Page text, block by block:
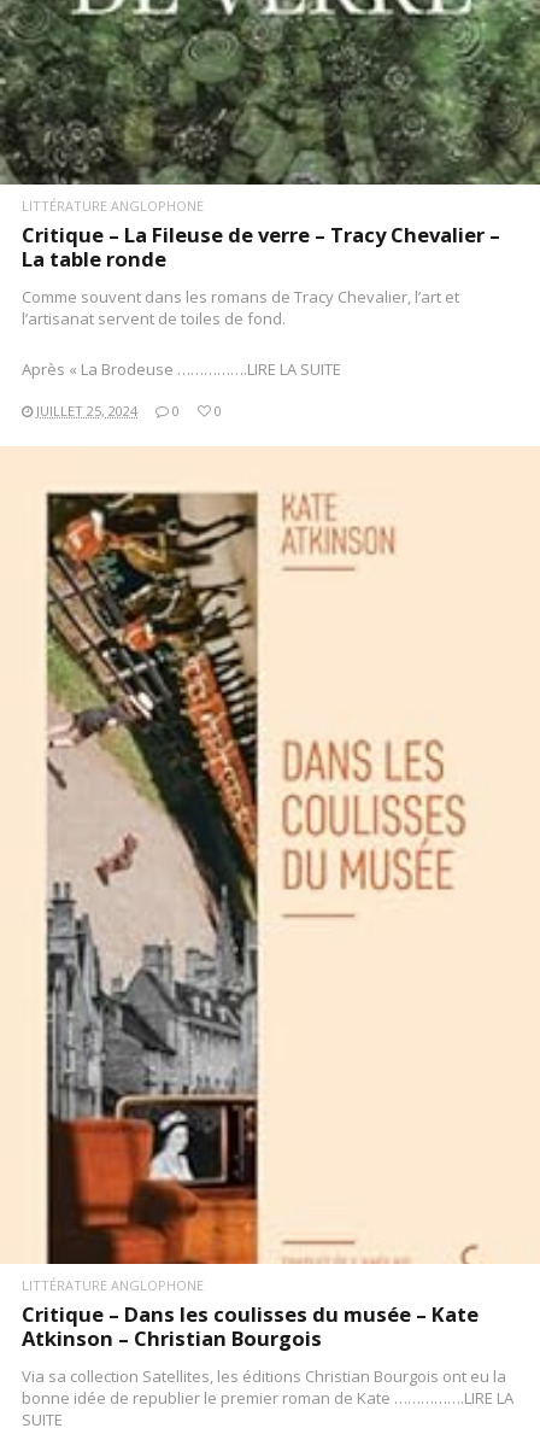
LITTÉRATURE ANGLOPHONE
Critique – La Fileuse de verre – Tracy Chevalier –
La table ronde
Comme souvent dans les romans de Tracy Chevalier, l’art et
l’artisanat servent de toiles de fond.
Après « La Brodeuse …………….LIRE LA SUITE
JUILLET 25, 2024 0 0
LIRE LA SUITE
LITTÉRATURE ANGLOPHONE
Critique – Dans les coulisses du musée – Kate
Atkinson – Christian Bourgois
Via sa collection Satellites, les éditions Christian Bourgois ont eu la
bonne idée de republier le premier roman de Kate …………….LIRE LA
SUITE